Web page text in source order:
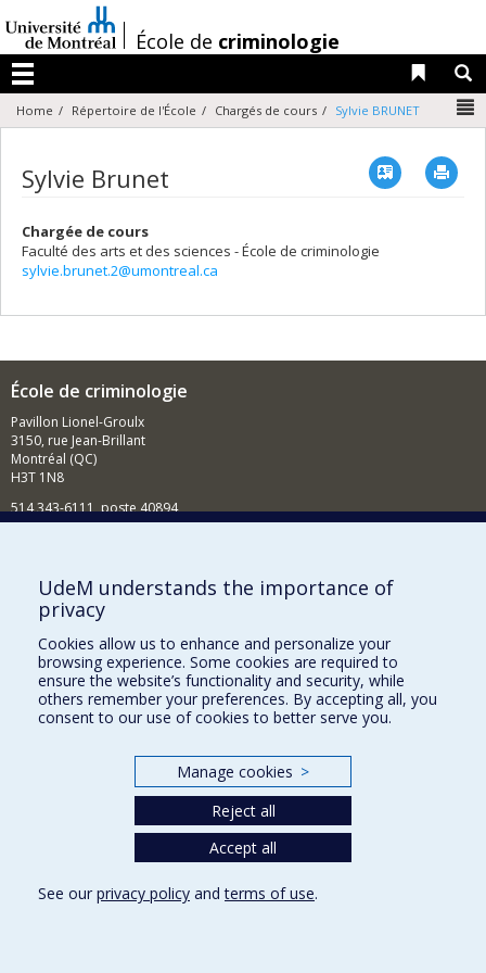
au
contenu
/École de criminologie
Menu
Liens
Home Répertoire de l'École Chargés de cours Sylvie BRUNET
Sylvie Brunet Vcard
Chargée de cours
Faculté des arts et des sciences - École de criminologie
sylvie.brunet.2@umontreal.ca
École de criminologie
Pavillon Lionel-Groulx
3150, rue Jean-Brillant
Montréal (QC)
H3T 1N8
514 343-6111, poste 40894
Comment soutenir l'École?
BESOIN D'AIDE?
Plan du site
Signaler une erreur
Accessibilité
Nos départements et écoles
UdeM understands the importance of
privacy
Cookies allow us to enhance and personalize your
browsing experience. Some cookies are required to
ensure the website’s functionality and security, while
others remember your preferences. By accepting all, you
consent to our use of cookies to better serve you.
Manage cookies >
Reject all
Accept all
See our privacy policy andterms of use.